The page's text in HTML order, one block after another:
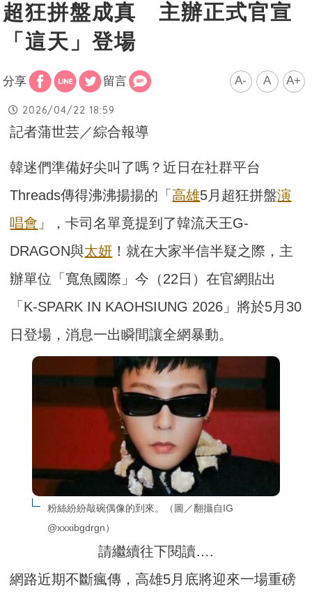
超狂拼盤成真 主辦正式官宣
「這天」登場
分享 留言 A- A A+
2026/04/22 18:59
記者蒲世芸／綜合報導
韓迷們準備好尖叫了嗎？近日在社群平台
Threads傳得沸沸揚揚的「 高雄5月超狂拼盤演
唱會 」，卡司名單竟提到了韓流天王G-
DRAGON與太妍 ！就在大家半信半疑之際，主
辦單位「寬魚國際」今（22日）在官網貼出
「K-SPARK IN KAOHSIUNG 2026」將於5月30
日登場，消息一出瞬間讓全網暴動。
粉絲紛紛敲碗偶像的到來。（圖／翻攝自IG
@xxxibgdrgn）
請繼續往下閱讀….
網路近期不斷瘋傳，高雄5月底將迎來一場重磅